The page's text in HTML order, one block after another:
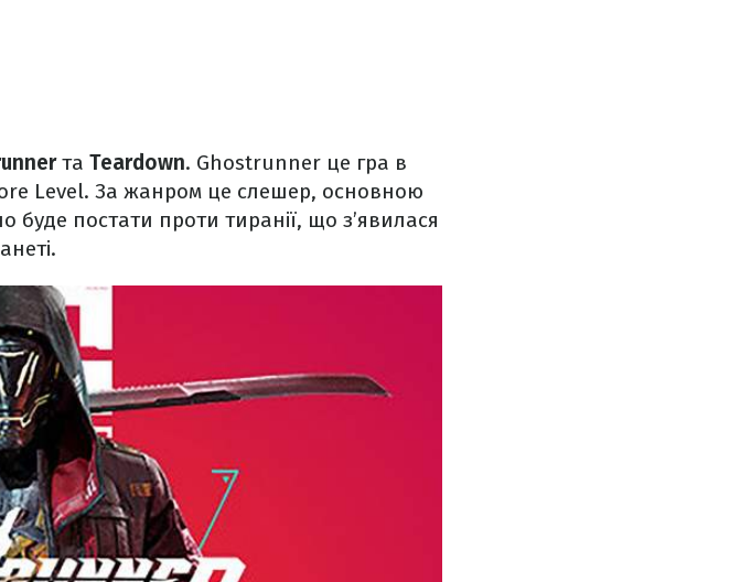
та Teardown. Ghostrunner це гра в
Level. За жанром це слешер, основною
буде постати проти тиранії, що з’явилася